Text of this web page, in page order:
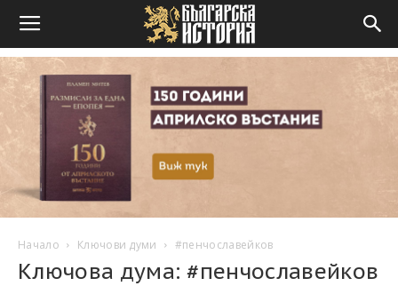
Начало Ключови думи #пенчославейков
Ключова дума: #пенчославейков